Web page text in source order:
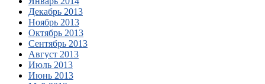
Декабрь 2013
Ноябрь 2013
Октябрь 2013
Сентябрь 2013
Август 2013
Июль 2013
Июнь 2013